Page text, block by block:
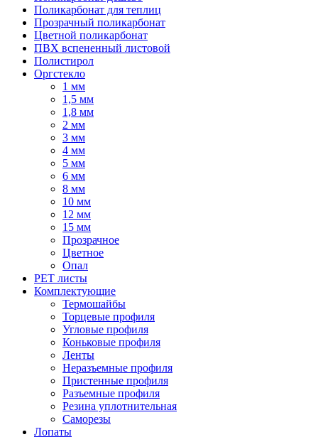
Поликарбонат для теплиц
Прозрачный поликарбонат
Цветной поликарбонат
ПВХ вспененный листовой
Полистирол
Оргстекло
1 мм
1,5 мм
1,8 мм
2 мм
3 мм
4 мм
5 мм
6 мм
8 мм
10 мм
12 мм
15 мм
Прозрачное
Цветное
Опал
PET листы
Комплектующие
Термошайбы
Торцевые профиля
Угловые профиля
Коньковые профиля
Ленты
Неразъемные профиля
Пристенные профиля
Разъемные профиля
Резина уплотнительная
Саморезы
Лопаты